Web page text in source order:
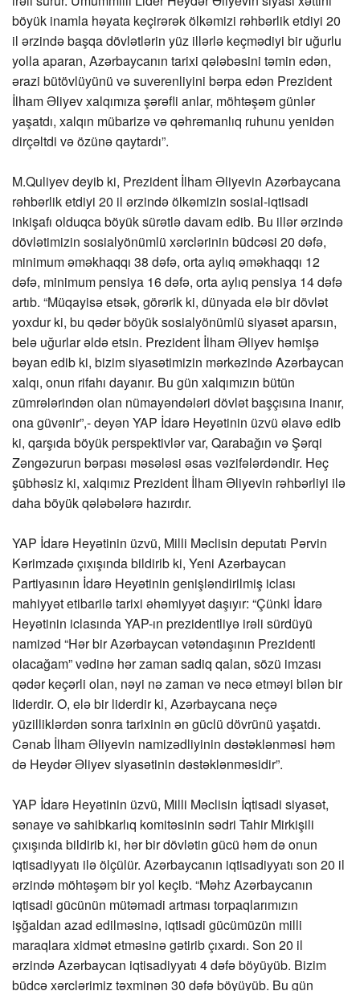
böyük inamla həyata keçirərək ölkəmizi rəhbərlik etdiyi 20
il ərzində başqa dövlətlərin yüz illərlə keçmədiyi bir uğurlu
yolla aparan, Azərbaycanın tarixi qələbəsini təmin edən,
ərazi bütövlüyünü və suverenliyini bərpa edən Prezident
İlham Əliyev xalqımıza şərəfli anlar, möhtəşəm günlər
yaşatdı, xalqın mübarizə və qəhrəmanlıq ruhunu yenidən
dirçəltdi və özünə qaytardı”.
M.Quliyev deyib ki, Prezident İlham Əliyevin Azərbaycana
rəhbərlik etdiyi 20 il ərzində ölkəmizin sosial-iqtisadi
inkişafı olduqca böyük sürətlə davam edib. Bu illər ərzində
dövlətimizin sosialyönümlü xərclərinin büdcəsi 20 dəfə,
minimum əməkhaqqı 38 dəfə, orta aylıq əməkhaqqı 12
dəfə, minimum pensiya 16 dəfə, orta aylıq pensiya 14 dəfə
artıb. “Müqayisə etsək, görərik ki, dünyada elə bir dövlət
yoxdur ki, bu qədər böyük sosialyönümlü siyasət aparsın,
belə uğurlar əldə etsin. Prezident İlham Əliyev həmişə
bəyan edib ki, bizim siyasətimizin mərkəzində Azərbaycan
xalqı, onun rifahı dayanır. Bu gün xalqımızın bütün
zümrələrindən olan nümayəndələri dövlət başçısına inanır,
ona güvənir”,- deyən YAP İdarə Heyətinin üzvü əlavə edib
ki, qarşıda böyük perspektivlər var, Qarabağın və Şərqi
Zəngəzurun bərpası məsələsi əsas vəzifələrdəndir. Heç
şübhəsiz ki, xalqımız Prezident İlham Əliyevin rəhbərliyi ilə
daha böyük qələbələrə hazırdır.
YAP İdarə Heyətinin üzvü, Milli Məclisin deputatı Pərvin
Kərimzadə çıxışında bildirib ki, Yeni Azərbaycan
Partiyasının İdarə Heyətinin genişləndirilmiş iclası
mahiyyət etibarilə tarixi əhəmiyyət daşıyır: “Çünki İdarə
Heyətinin iclasında YAP-ın prezidentliyə irəli sürdüyü
namizəd “Hər bir Azərbaycan vətəndaşının Prezidenti
olacağam” vədinə hər zaman sadiq qalan, sözü imzası
qədər keçərli olan, nəyi nə zaman və necə etməyi bilən bir
liderdir. O, elə bir liderdir ki, Azərbaycana neçə
yüzilliklərdən sonra tarixinin ən güclü dövrünü yaşatdı.
Cənab İlham Əliyevin namizədliyinin dəstəklənməsi həm
də Heydər Əliyev siyasətinin dəstəklənməsidir”.
YAP İdarə Heyətinin üzvü, Milli Məclisin İqtisadi siyasət,
sənaye və sahibkarlıq komitəsinin sədri Tahir Mirkişili
çıxışında bildirib ki, hər bir dövlətin gücü həm də onun
iqtisadiyyatı ilə ölçülür. Azərbaycanın iqtisadiyyatı son 20 il
ərzində möhtəşəm bir yol keçib. “Məhz Azərbaycanın
iqtisadi gücünün mütəmadi artması torpaqlarımızın
işğaldan azad edilməsinə, iqtisadi gücümüzün milli
maraqlara xidmət etməsinə gətirib çıxardı. Son 20 il
ərzində Azərbaycan iqtisadiyyatı 4 dəfə böyüyüb. Bizim
büdcə xərclərimiz təxminən 30 dəfə böyüyüb. Bu gün